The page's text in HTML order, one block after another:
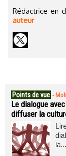
Rédactrice en
auteur
Points de vue -
Le dialogue
diffuser la
la...